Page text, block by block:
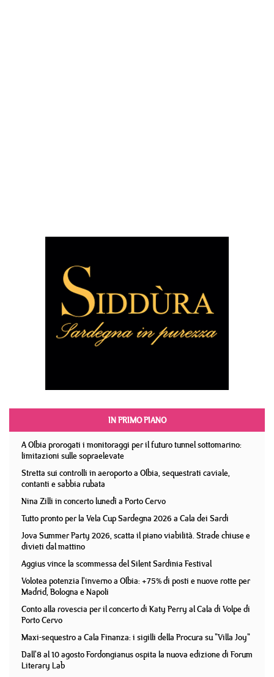
IN PRIMO PIANO
A Olbia prorogati i monitoraggi per il futuro tunnel sottomarino:
limitazioni sulle sopraelevate
Stretta sui controlli in aeroporto a Olbia, sequestrati caviale,
contanti e sabbia rubata
Nina Zilli in concerto lunedì a Porto Cervo
Tutto pronto per la Vela Cup Sardegna 2026 a Cala dei Sardi
Jova Summer Party 2026, scatta il piano viabilità. Strade chiuse e
divieti dal mattino
Aggius vince la scommessa del Silent Sardinia Festival
Volotea potenzia l'inverno a Olbia: +75% di posti e nuove rotte per
Madrid, Bologna e Napoli
Conto alla rovescia per il concerto di Katy Perry al Cala di Volpe di
Porto Cervo
Maxi-sequestro a Cala Finanza: i sigilli della Procura su "Villa Joy"
Dall'8 al 10 agosto Fordongianus ospita la nuova edizione di Forum
Literary Lab